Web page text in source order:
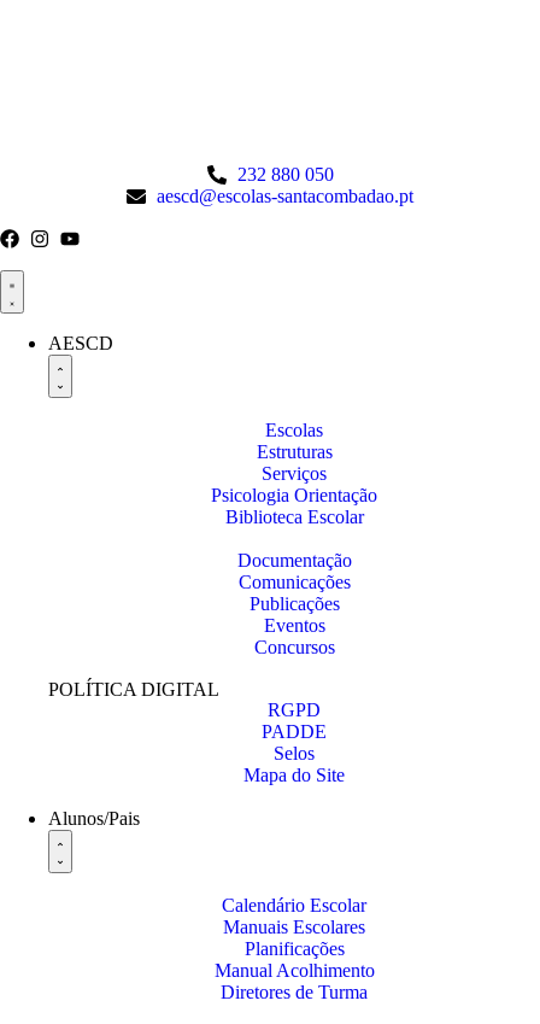
232 880 050
aescd@escolas-santacombadao.pt
AESCD
Escolas
Estruturas
Serviços
Psicologia Orientação
Biblioteca Escolar
Documentação
Comunicações
Publicações
Eventos
Concursos
POLÍTICA DIGITAL
RGPD
PADDE
Selos
Mapa do Site
Alunos/Pais
Calendário Escolar
Manuais Escolares
Planificações
Manual Acolhimento
Diretores de Turma